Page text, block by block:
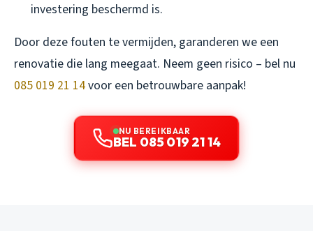
investering beschermd is.
Door deze fouten te vermijden, garanderen we een
renovatie die lang meegaat. Neem geen risico – bel nu
085 019 21 14voor een betrouwbare aanpak!
NU BEREIKBAAR
BEL 085 019 21 14